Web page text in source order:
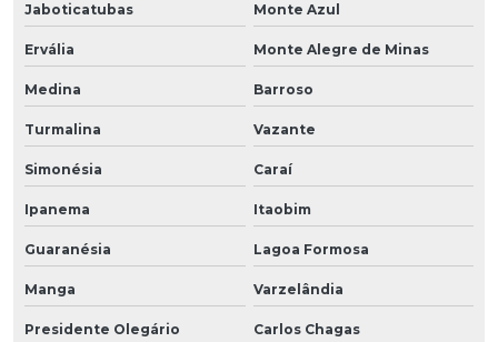
Jaboticatubas Monte Azul
Ervália Monte Alegre de Minas
Medina Barroso
Turmalina Vazante
Simonésia Caraí
Ipanema Itaobim
Guaranésia Lagoa Formosa
Manga Varzelândia
Presidente Olegário Carlos Chagas